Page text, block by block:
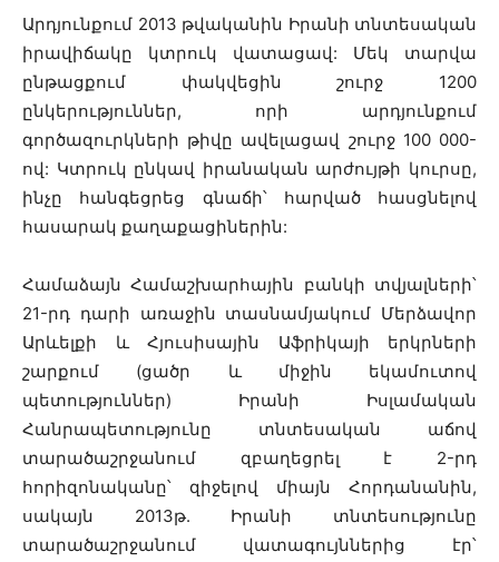
Արդյունքում 2013 թվականին Իրանի տնտեսական
իրավիճակը կտրուկ վատացավ: Մեկ տարվա
ընթացքում փակվեցին շուրջ 1200
ընկերություններ, որի արդյունքում
գործազուրկների թիվը ավելացավ շուրջ 100 000-
ով: Կտրուկ ընկավ իրանական արժույթի կուրսը,
ինչը հանգեցրեց գնաճի՝ հարված հասցնելով
հասարակ քաղաքացիներին:
Համաձայն Համաշխարհային բանկի տվյալների՝
21-րդ դարի առաջին տասնամյակում Մերձավոր
Արևելքի և Հյուսիսային Աֆրիկայի երկրների
շարքում (ցածր և միջին եկամուտով
պետություններ) Իրանի Իսլամական
Հանրապետությունը տնտեսական աճով
տարածաշրջանում զբաղեցրել է 2-րդ
հորիզոնականը՝ զիջելով միայն Հորդանանին,
սակայն 2013թ. Իրանի տնտեսությունը
տարածաշրջանում վատագույններից էր՝